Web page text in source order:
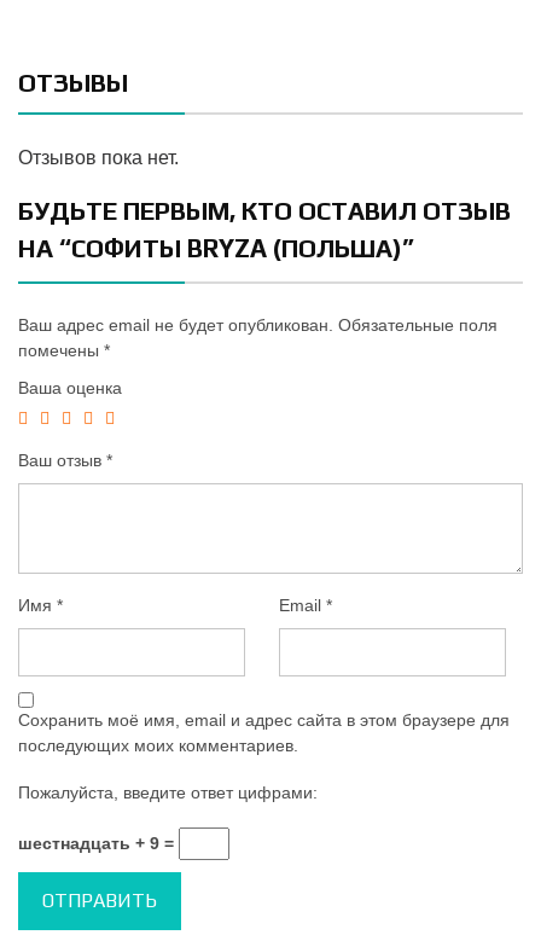
ОТЗЫВЫ
Отзывов пока нет.
БУДЬТЕ ПЕРВЫМ, КТО ОСТАВИЛ ОТЗЫВ
НА “СОФИТЫ BRYZA (ПОЛЬША)”
Ваш адрес email не будет опубликован. Обязательные поля
помечены *
Ваша оценка
Ваш отзыв *
Имя * Email*
Сохранить моё имя, email и адрес сайта в этом браузере для
последующих моих комментариев.
Пожалуйста, введите ответ цифрами:
шестнадцать + 9 =